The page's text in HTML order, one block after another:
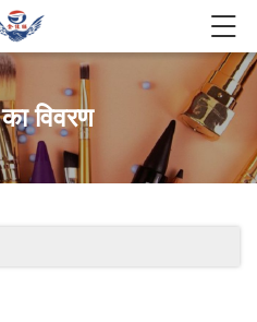
का विवरण